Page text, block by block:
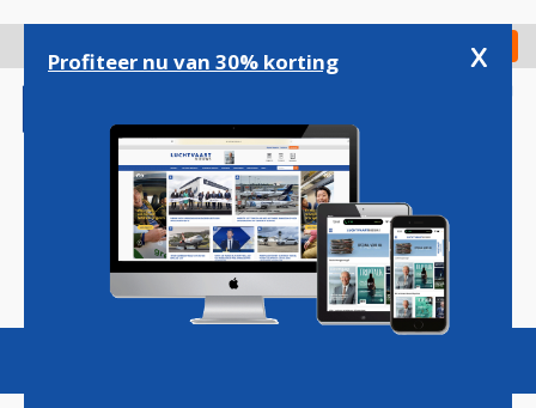
gaan
Check in
Magazine Podcasts Vacatures
Profiteer nu van 30% korting x